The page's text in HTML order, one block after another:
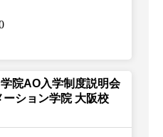
院AO入学制度説明会
ーション学院 大阪校